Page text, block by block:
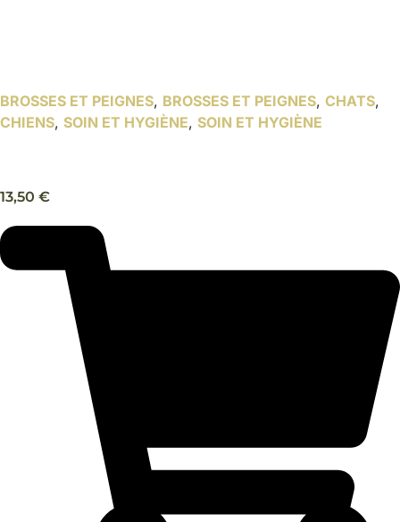
BROSSES ET PEIGNES, BROSSES ET PEIGNES, CHATS,
CHIENS, SOIN ET HYGIÈNE, SOIN ET HYGIÈNE
13,50 €